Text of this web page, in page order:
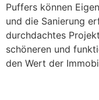
Puffers können
und die Sanierung
durchdachtes
schöneren und
den Wert der